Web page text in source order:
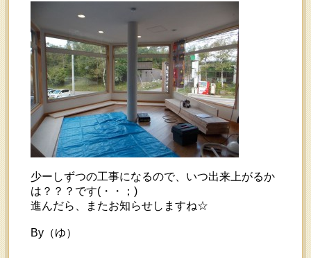
少ーしずつの工事になるので、いつ出来上がるか
は？？？です(・・；)
進んだら、またお知らせしますね☆
By（ゆ）